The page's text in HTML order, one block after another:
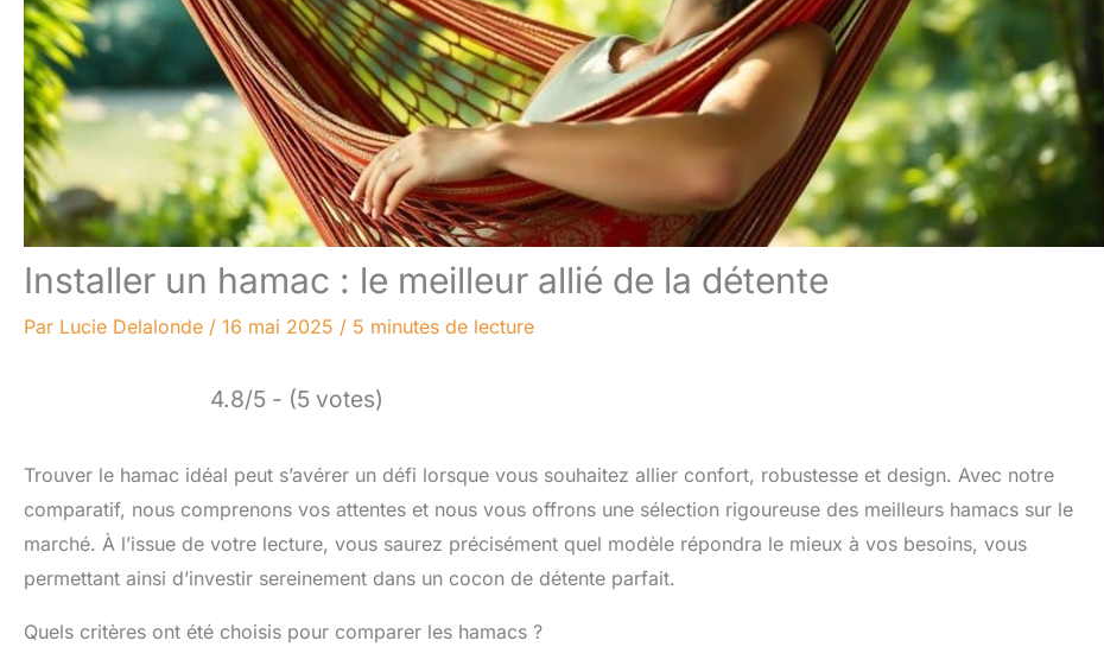
Installer un hamac : le meilleur allié de la détente
Par Lucie Delalonde / 16 mai 2025 / 5 minutes de lecture
4.8/5 - (5 votes)
Trouver le hamac idéal peut s’avérer un défi lorsque vous souhaitez allier confort, robustesse et design. Avec notre
comparatif, nous comprenons vos attentes et nous vous offrons une sélection rigoureuse des meilleurs hamacs sur le
marché. À l’issue de votre lecture, vous saurez précisément quel modèle répondra le mieux à vos besoins, vous
permettant ainsi d’investir sereinement dans un cocon de détente parfait.
Quels critères ont été choisis pour comparer les hamacs ?